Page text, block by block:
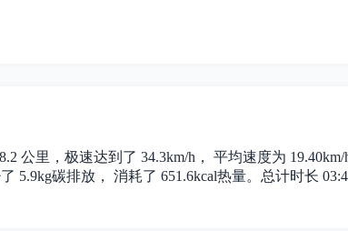
公里，极速达到了 34.3km/h， 平均速度为
5.9kg碳排放， 消耗了 651.6kcal热量。总计时长